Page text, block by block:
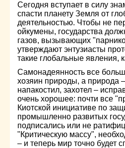
Сегодня вступает в силу
спасти планету Земля от
деятельностью. Чтобы не
ойкумены, государства
газов, вызывающих
утверждают энтузиасты
такие глобальные явления,
Самонадеянность все
хозяин природы, а природа
напакостил, захотел –
очень хорошее: почти все
Киотской инициативе по
промышленно развитых
подписались или не
"Критическую массу",
– и теперь мир точно будет